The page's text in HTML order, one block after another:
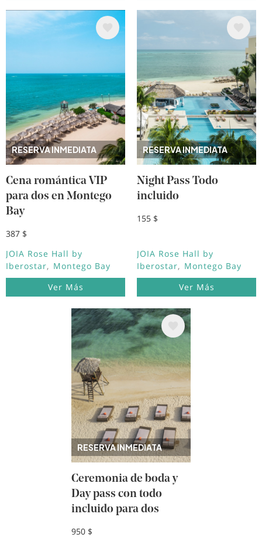
RESERVA INMEDIATA
Image
Cena romántica VIP
para dos en Montego
Bay
387 $
JOIA Rose Hall by
Iberostar
Montego Bay
Ver Más
RESERVA INMEDIATA
Image
Night Pass Todo
incluido
155 $
JOIA Rose Hall by
Iberostar
Montego Bay
Ver Más
RESERVA INMEDIATA
Image
Ceremonia de boda y
Day pass con todo
incluido para dos
950 $